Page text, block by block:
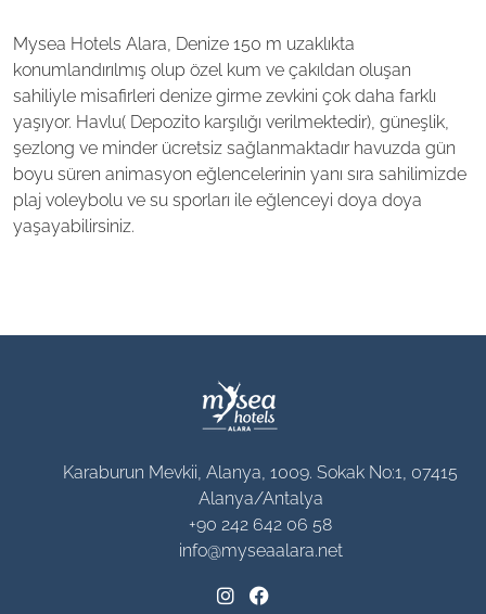
Mysea Hotels Alara, Denize 150 m uzaklıkta
konumlandırılmış olup özel kum ve çakıldan oluşan
sahiliyle misafirleri denize girme zevkini çok daha farklı
yaşıyor. Havlu( Depozito karşılığı verilmektedir), güneşlik,
şezlong ve minder ücretsiz sağlanmaktadır havuzda gün
boyu süren animasyon eğlencelerinin yanı sıra sahilimizde
plaj voleybolu ve su sporları ile eğlenceyi doya doya
yaşayabilirsiniz.
Karaburun Mevkii, Alanya, 1009. Sokak No:1, 07415
Alanya/Antalya
+90 242 642 06 58
info@myseaalara.net